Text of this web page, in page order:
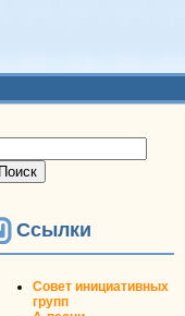
Ссылки
Совет инициативных
групп